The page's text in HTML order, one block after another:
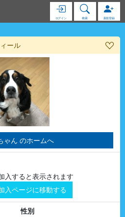
ログイン 検索 新規登録
ール
ゃん のホームへ
入すると表示されます
入ページに移動する
性別